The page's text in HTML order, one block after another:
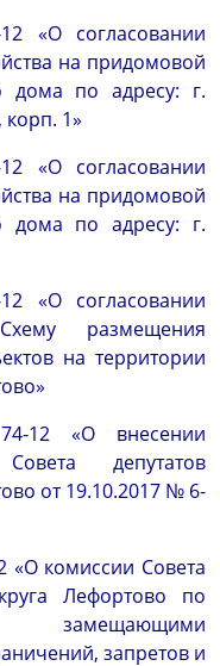
«О согласовании
на придомовой
дома по адресу: г.
корп. 1»
«О согласовании
на придомовой
дома по адресу: г.
«О согласовании
размещения
на территории
12 «О внесении
депутатов
от 19.10.2017 № 6-
«О комиссии Совета
Лефортово по
замещающими
запретов и